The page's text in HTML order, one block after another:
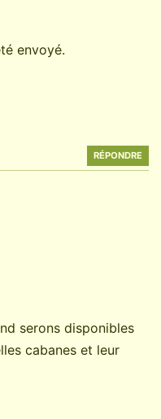
envoyé.
RÉPONDRE
serons disponibles
cabanes et leur